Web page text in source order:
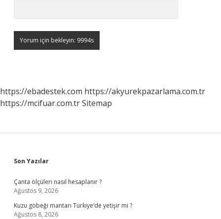
https://ebadestek.com https://akyurekpazarlama.com.tr
https://mcifuar.com.trSitemap
Sidebar
Son Yazılar
Çanta ölçüleri nasıl hesaplanır ?
Ağustos 9, 2026
Kuzu göbeği mantarı Türkiye’de yetişir mi ?
Ağustos 8, 2026